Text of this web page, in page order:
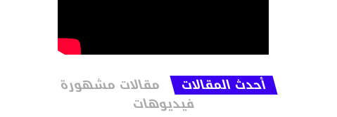
أحدث المقالات مقالات مشهورة
فيديوهات